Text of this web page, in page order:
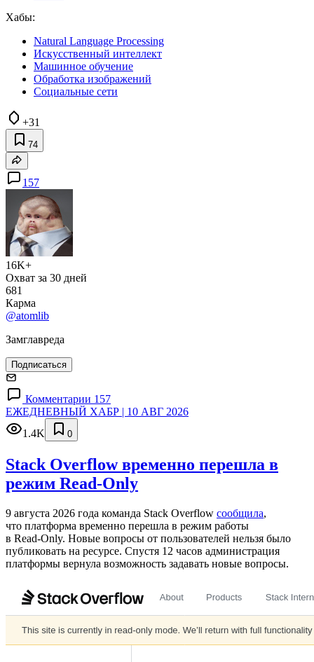
Хабы:
Natural Language Processing
Искусственный интеллект
Машинное обучение
Обработка изображений
Социальные сети
+31
74
157
16K+
Охват за 30 дней
681
Карма
@atomlib
Замглавреда
Подписаться
Комментарии 157
ЕЖЕДНЕВНЫЙ ХАБР | 10 АВГ 2026
1.4K
0
Stack Overflow временно перешла в
режим Read-Only
9 августа 2026 года команда Stack Overflow сообщила,
что платформа временно перешла в режим работы
в Read‑Only. Новые вопросы от пользователей нельзя было
публиковать на ресурсе. Спустя 12 часов администрация
платформы вернула возможность задавать новые вопросы.